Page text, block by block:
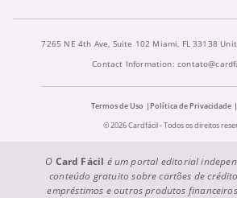
7265 NE 4th Ave, Suite 102 Miami, FL 33138
Contact Information:
Termos de Uso Política de Privacidade
© 2026 Cardfácil - Todos os direitos
O Card Fácil é um portal editorial
conteúdo gratuito sobre cartões de
empréstimos e outros produtos